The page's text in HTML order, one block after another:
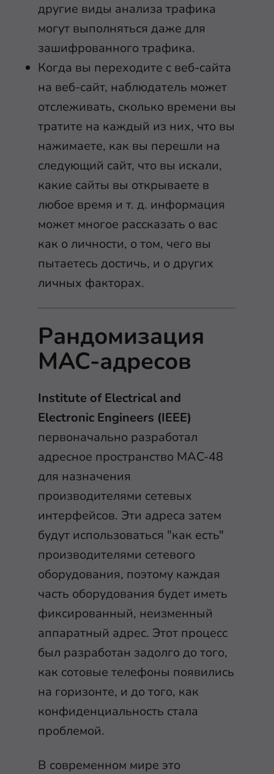
другие виды анализа трафика
могут выполняться даже для
зашифрованного трафика.
Когда вы переходите с веб-сайта
на веб-сайт, наблюдатель может
отслеживать, сколько времени вы
тратите на каждый из них, что вы
нажимаете, как вы перешли на
следующий сайт, что вы искали,
какие сайты вы открываете в
любое время и т. д. информация
может многое рассказать о вас
как о личности, о том, чего вы
пытаетесь достичь, и о других
личных факторах.
Рандомизация
MAC-адресов
Institute of Electrical and
Electronic Engineers (IEEE)
первоначально разработал
адресное пространство MAC-48
для назначения
производителями сетевых
интерфейсов. Эти адреса затем
будут использоваться "как есть"
производителями сетевого
оборудования, поэтому каждая
часть оборудования будет иметь
фиксированный, неизменный
аппаратный адрес. Этот процесс
был разработан задолго до того,
как сотовые телефоны появились
на горизонте, и до того, как
конфиденциальность стала
проблемой.
В современном мире это